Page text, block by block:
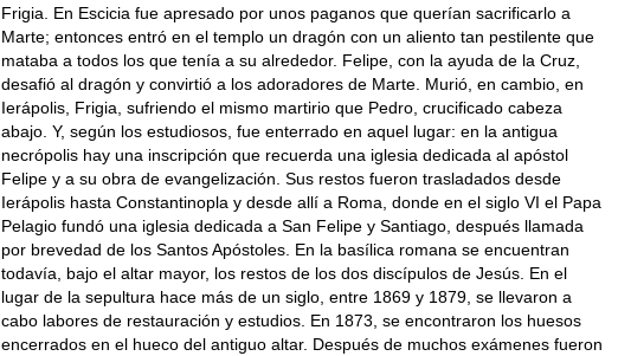
Frigia. En Escicia fue apresado por unos paganos que querían sacrificarlo a
Marte; entonces entró en el templo un dragón con un aliento tan pestilente que
mataba a todos los que tenía a su alrededor. Felipe, con la ayuda de la Cruz,
desafió al dragón y convirtió a los adoradores de Marte. Murió, en cambio, en
Ierápolis, Frigia, sufriendo el mismo martirio que Pedro, crucificado cabeza
abajo. Y, según los estudiosos, fue enterrado en aquel lugar: en la antigua
necrópolis hay una inscripción que recuerda una iglesia dedicada al apóstol
Felipe y a su obra de evangelización. Sus restos fueron trasladados desde
Ierápolis hasta Constantinopla y desde allí a Roma, donde en el siglo VI el Papa
Pelagio fundó una iglesia dedicada a San Felipe y Santiago, después llamada
por brevedad de los Santos Apóstoles. En la basílica romana se encuentran
todavía, bajo el altar mayor, los restos de los dos discípulos de Jesús. En el
lugar de la sepultura hace más de un siglo, entre 1869 y 1879, se llevaron a
cabo labores de restauración y estudios. En 1873, se encontraron los huesos
encerrados en el hueco del antiguo altar. Después de muchos exámenes fueron